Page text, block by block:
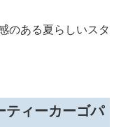
のある夏らしいスタ
ティーカーゴパ